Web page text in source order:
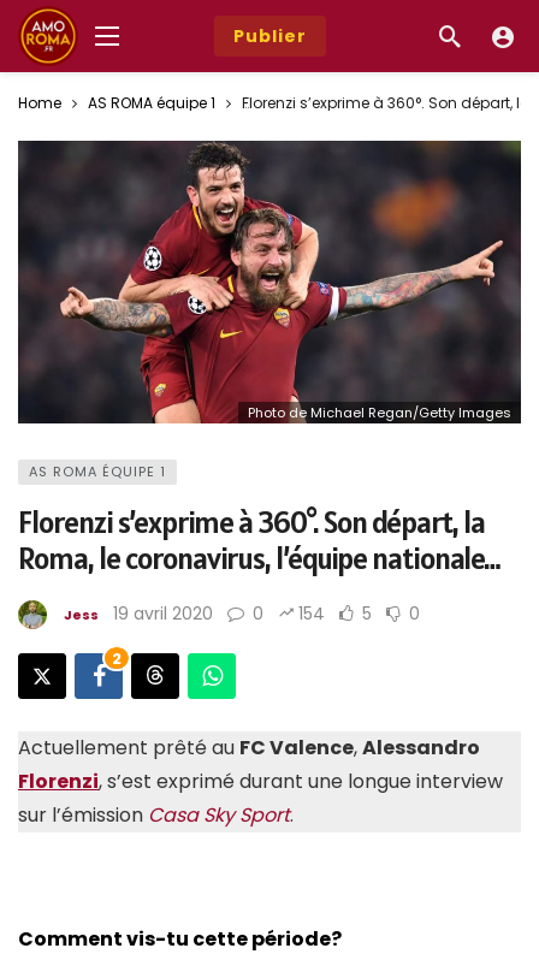
Publier
Home AS ROMA équipe 1 Florenzi s’exprime à 360°. Son départ,
Photo de Michael Regan/Getty Images
AS ROMA ÉQUIPE 1
Florenzi s’exprime à 360°. Son départ, la
Roma, le coronavirus, l’équipe nationale…
Jess 19 avril 2020 0 154 5 0
2
Actuellement prêté au FC Valence,Alessandro
Florenzi, s’est exprimé durant une longue interview
sur l’émission Casa Sky Sport.
Comment vis-tu cette période?